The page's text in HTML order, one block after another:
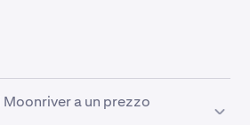
a un prezzo